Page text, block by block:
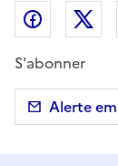
Partager
S'abonner
Alerte